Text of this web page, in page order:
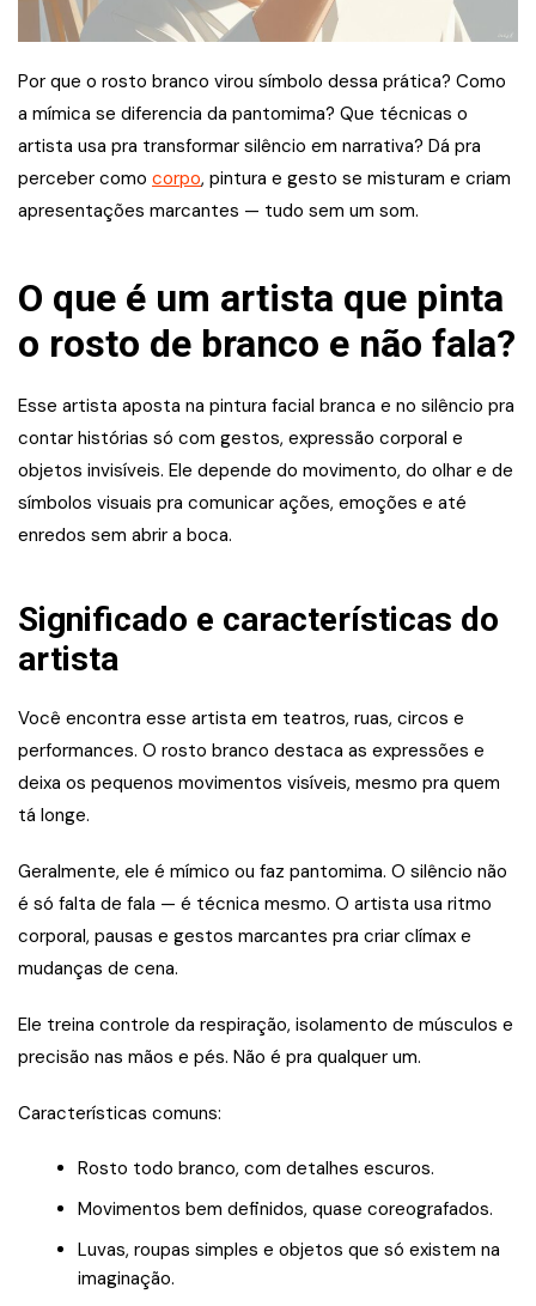
Por que o rosto branco virou símbolo dessa prática? Como
a mímica se diferencia da pantomima? Que técnicas o
artista usa pra transformar silêncio em narrativa? Dá pra
perceber como corpo, pintura e gesto se misturam e criam
apresentações marcantes — tudo sem um som.
O que é um artista que pinta
o rosto de branco e não fala?
Esse artista aposta na pintura facial branca e no silêncio pra
contar histórias só com gestos, expressão corporal e
objetos invisíveis. Ele depende do movimento, do olhar e de
símbolos visuais pra comunicar ações, emoções e até
enredos sem abrir a boca.
Significado e características do
artista
Você encontra esse artista em teatros, ruas, circos e
performances. O rosto branco destaca as expressões e
deixa os pequenos movimentos visíveis, mesmo pra quem
tá longe.
Geralmente, ele é mímico ou faz pantomima. O silêncio não
é só falta de fala — é técnica mesmo. O artista usa ritmo
corporal, pausas e gestos marcantes pra criar clímax e
mudanças de cena.
Ele treina controle da respiração, isolamento de músculos e
precisão nas mãos e pés. Não é pra qualquer um.
Características comuns:
Rosto todo branco, com detalhes escuros.
Movimentos bem definidos, quase coreografados.
Luvas, roupas simples e objetos que só existem na
imaginação.